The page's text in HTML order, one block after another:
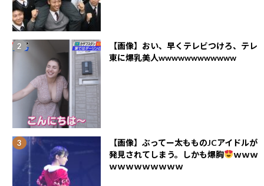
【画像】おい、早くテレビつけろ、テレ
東に爆乳美人wwwwwwwwwwww
【画像】ぶってー太もものJCアイドルが
発見されてしまう。しかも爆胸
ｗｗｗ
ｗｗｗｗｗｗｗｗｗ